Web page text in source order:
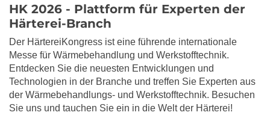
HK 2026 - Plattform für Experten der
Härterei-Branch
Der HärtereiKongress ist eine führende internationale
Messe für Wärmebehandlung und Werkstofftechnik.
Entdecken Sie die neuesten Entwicklungen und
Technologien in der Branche und treffen Sie Experten aus
der Wärmebehandlungs- und Werkstofftechnik. Besuchen
Sie uns und tauchen Sie ein in die Welt der Härterei!